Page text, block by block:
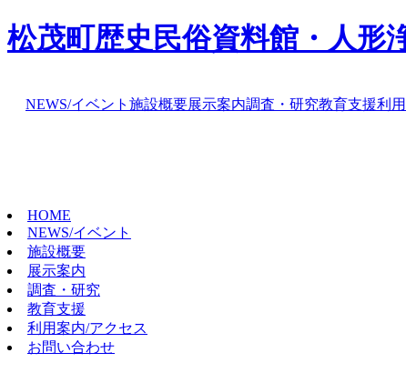
松茂町歴史民俗資料館・人形
NEWS/イベント 施設概要展示案内調査・研究教育支援利
HOME
NEWS/イベント
施設概要
展示案内
調査・研究
教育支援
利用案内/アクセス
お問い合わせ